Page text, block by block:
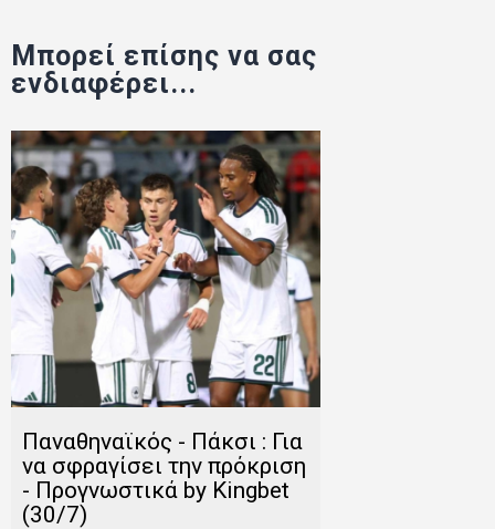
Μπορεί επίσης να σας
ενδιαφέρει...
Παναθηναϊκός - Πάκσι : Για
να σφραγίσει την πρόκριση
- Προγνωστικά by Kingbet
(30/7)